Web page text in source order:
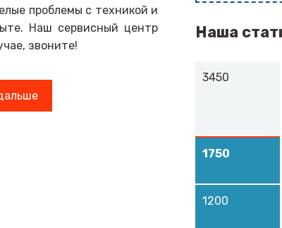
проблемы с техникой и
Наш сервисный центр
звоните!
Наша
3450
1750
1200